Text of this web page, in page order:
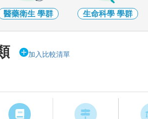
醫藥衛生 學群 生命科學 學群
加入比較清單